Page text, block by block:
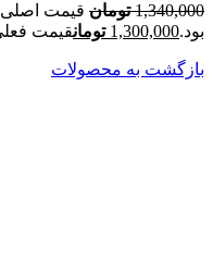
1,340,000 تومان
بود.1,300,000 تومانقیمت فعلی: 1,300,000
بازگشت به محصولات